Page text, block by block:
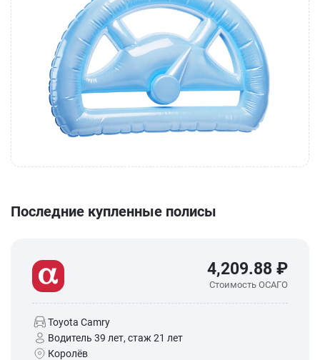
Последние купленные полисы
4,209.88 ₽
Стоимость ОСАГО
Toyota Camry
Водитель 39 лет, стаж 21 лет
Королёв